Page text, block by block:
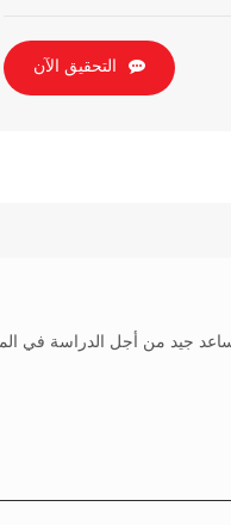
التحقيق الآن